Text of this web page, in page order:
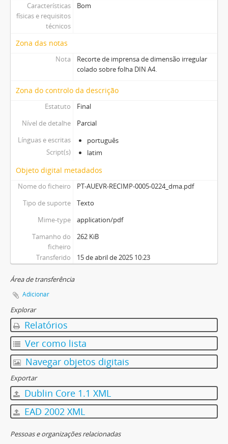
Características
físicas e requisitos
técnicos
Bom
Zona das notas
Nota
Recorte de imprensa de dimensão irregular
colado sobre folha DIN A4.
Zona do controlo da descrição
Estatuto
Final
Nível de detalhe
Parcial
Línguas e escritas
português
Script(s)
latim
Objeto digital metadados
Nome do ficheiro
PT-AUEVR-RECIMP-0005-0224_dma.pdf
Tipo de suporte
Texto
Mime-type
application/pdf
Tamanho do
ficheiro
262 KiB
Transferido 15 de abril de 2025 10:23
Área de transferência
Adicionar
Explorar
Relatórios
Ver como lista
Navegar objetos digitais
Exportar
Dublin Core 1.1 XML
EAD 2002 XML
Pessoas e organizações relacionadas